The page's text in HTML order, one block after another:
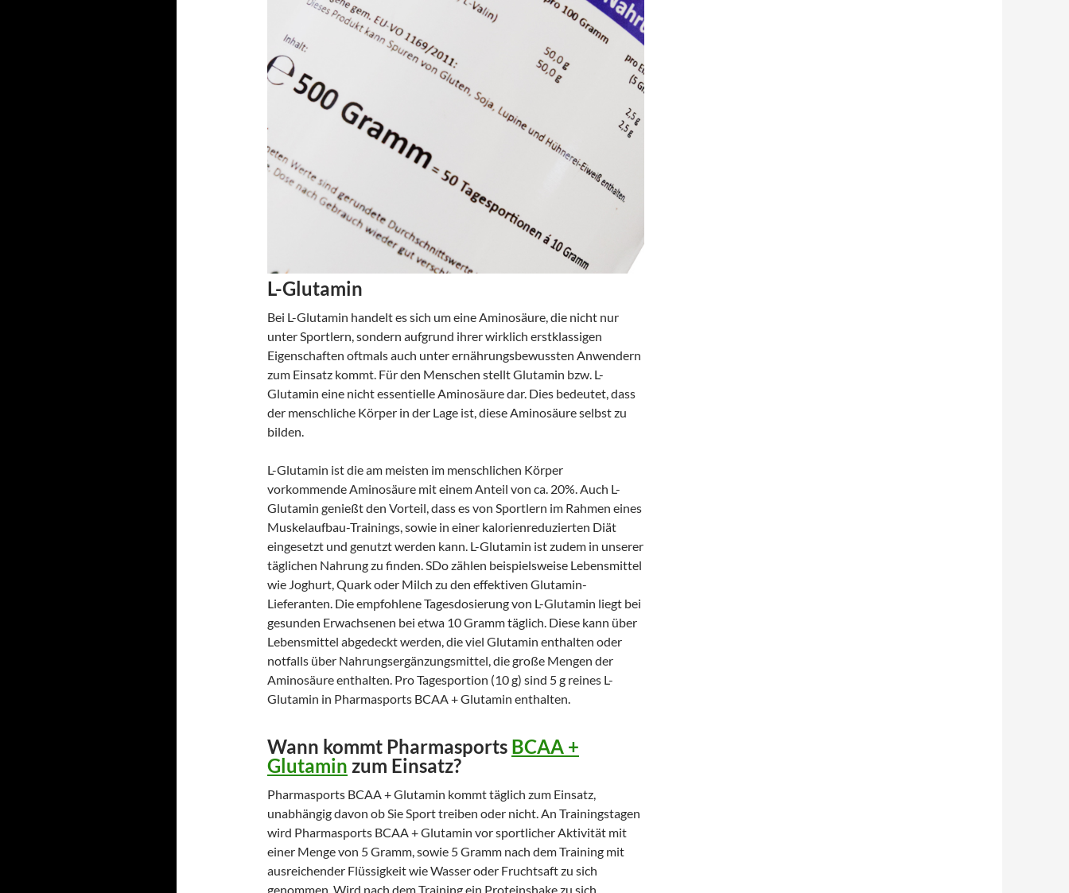
L-Glutamin
Bei L-Glutamin handelt es sich um eine Aminosäure, die nicht nur
unter Sportlern, sondern aufgrund ihrer wirklich erstklassigen
Eigenschaften oftmals auch unter ernährungsbewussten Anwendern
zum Einsatz kommt. Für den Menschen stellt Glutamin bzw. L-
Glutamin eine nicht essentielle Aminosäure dar. Dies bedeutet, dass
der menschliche Körper in der Lage ist, diese Aminosäure selbst zu
bilden.
L-Glutamin ist die am meisten im menschlichen Körper
vorkommende Aminosäure mit einem Anteil von ca. 20%. Auch L-
Glutamin genießt den Vorteil, dass es von Sportlern im Rahmen eines
Muskelaufbau-Trainings, sowie in einer kalorienreduzierten Diät
eingesetzt und genutzt werden kann. L-Glutamin ist zudem in unserer
täglichen Nahrung zu finden. SDo zählen beispielsweise Lebensmittel
wie Joghurt, Quark oder Milch zu den effektiven Glutamin-
Lieferanten. Die empfohlene Tagesdosierung von L-Glutamin liegt bei
gesunden Erwachsenen bei etwa 10 Gramm täglich. Diese kann über
Lebensmittel abgedeckt werden, die viel Glutamin enthalten oder
notfalls über Nahrungsergänzungsmittel, die große Mengen der
Aminosäure enthalten. Pro Tagesportion (10 g) sind 5 g reines L-
Glutamin in Pharmasports BCAA + Glutamin enthalten.
Wann kommt Pharmasports BCAA +
Glutamin zum Einsatz?
Pharmasports BCAA + Glutamin kommt täglich zum Einsatz,
unabhängig davon ob Sie Sport treiben oder nicht. An Trainingstagen
wird Pharmasports BCAA + Glutamin vor sportlicher Aktivität mit
einer Menge von 5 Gramm, sowie 5 Gramm nach dem Training mit
ausreichender Flüssigkeit wie Wasser oder Fruchtsaft zu sich
genommen. Wird nach dem Training ein Proteinshake zu sich